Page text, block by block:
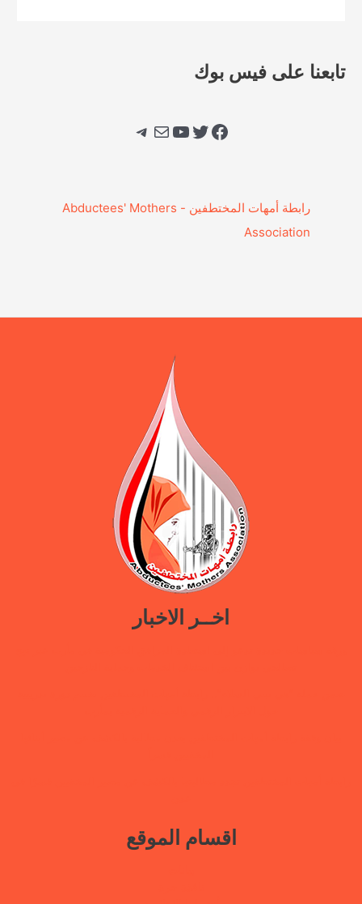
تابعنا على فيس بوك
فيسبوك تويتر يوتيوببريد تيليجرام
‎رابطة أمهات المختطفين - Abductees' Mothers
Association‎
اخــر الاخبار
اقسام الموقع